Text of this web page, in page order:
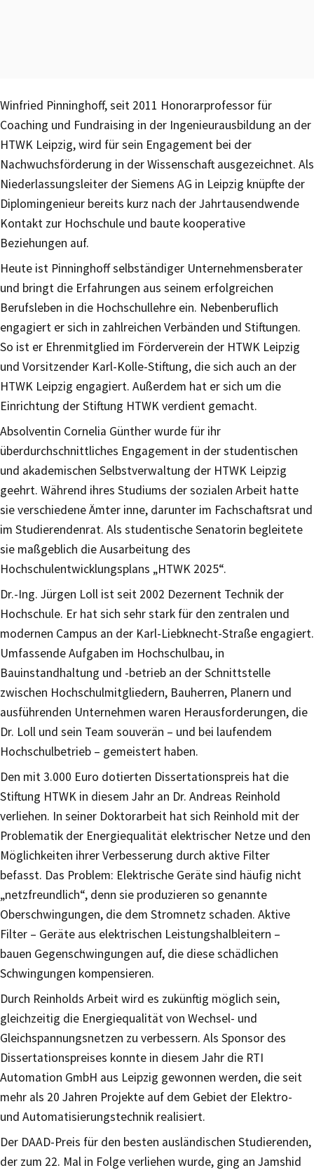
Winfried Pinninghoff, seit 2011 Honorarprofessor für
Coaching und Fundraising in der Ingenieurausbildung an der
HTWK Leipzig, wird für sein Engagement bei der
Nachwuchsförderung in der Wissenschaft ausgezeichnet. Als
Niederlassungsleiter der Siemens AG in Leipzig knüpfte der
Diplomingenieur bereits kurz nach der Jahrtausendwende
Kontakt zur Hochschule und baute kooperative
Beziehungen auf.
Heute ist Pinninghoff selbständiger Unternehmensberater
und bringt die Erfahrungen aus seinem erfolgreichen
Berufsleben in die Hochschullehre ein. Nebenberuflich
engagiert er sich in zahlreichen Verbänden und Stiftungen.
So ist er Ehrenmitglied im Förderverein der HTWK Leipzig
und Vorsitzender Karl-Kolle-Stiftung, die sich auch an der
HTWK Leipzig engagiert. Außerdem hat er sich um die
Einrichtung der Stiftung HTWK verdient gemacht.
Absolventin Cornelia Günther wurde für ihr
überdurchschnittliches Engagement in der studentischen
und akademischen Selbstverwaltung der HTWK Leipzig
geehrt. Während ihres Studiums der sozialen Arbeit hatte
sie verschiedene Ämter inne, darunter im Fachschaftsrat und
im Studierendenrat. Als studentische Senatorin begleitete
sie maßgeblich die Ausarbeitung des
Hochschulentwicklungsplans „HTWK 2025“.
Dr.-Ing. Jürgen Loll ist seit 2002 Dezernent Technik der
Hochschule. Er hat sich sehr stark für den zentralen und
modernen Campus an der Karl-Liebknecht-Straße engagiert.
Umfassende Aufgaben im Hochschulbau, in
Bauinstandhaltung und -betrieb an der Schnittstelle
zwischen Hochschulmitgliedern, Bauherren, Planern und
ausführenden Unternehmen waren Herausforderungen, die
Dr. Loll und sein Team souverän – und bei laufendem
Hochschulbetrieb – gemeistert haben.
Den mit 3.000 Euro dotierten Dissertationspreis hat die
Stiftung HTWK in diesem Jahr an Dr. Andreas Reinhold
verliehen. In seiner Doktorarbeit hat sich Reinhold mit der
Problematik der Energiequalität elektrischer Netze und den
Möglichkeiten ihrer Verbesserung durch aktive Filter
befasst. Das Problem: Elektrische Geräte sind häufig nicht
„netzfreundlich“, denn sie produzieren so genannte
Oberschwingungen, die dem Stromnetz schaden. Aktive
Filter – Geräte aus elektrischen Leistungshalbleitern –
bauen Gegenschwingungen auf, die diese schädlichen
Schwingungen kompensieren.
Durch Reinholds Arbeit wird es zukünftig möglich sein,
gleichzeitig die Energiequalität von Wechsel- und
Gleichspannungsnetzen zu verbessern. Als Sponsor des
Dissertationspreises konnte in diesem Jahr die RTI
Automation GmbH aus Leipzig gewonnen werden, die seit
mehr als 20 Jahren Projekte auf dem Gebiet der Elektro-
und Automatisierungstechnik realisiert.
Der DAAD-Preis für den besten ausländischen Studierenden,
der zum 22. Mal in Folge verliehen wurde, ging an Jamshid